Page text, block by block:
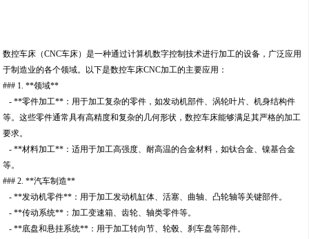
数控车床（CNC车床）是一种通过计算机数字控制技术进行加工的设备，广泛应用
于制造业的各个领域。以下是数控车床CNC加工的主要应用：
### 1. **领域**
- **零件加工**：用于加工复杂的零件，如发动机部件、涡轮叶片、机身结构件
等。这些零件通常具有高精度和复杂的几何形状，数控车床能够满足其严格的加工
要求。
- **材料加工**：适用于加工高强度、耐高温的合金材料，如钛合金、镍基合金
等。
### 2. **汽车制造**
- **发动机零件**：用于加工发动机缸体、活塞、曲轴、凸轮轴等关键部件。
- **传动系统**：加工变速箱、齿轮、轴类零件等。
- **底盘和悬挂系统**：用于加工转向节、轮毂、刹车盘等部件。